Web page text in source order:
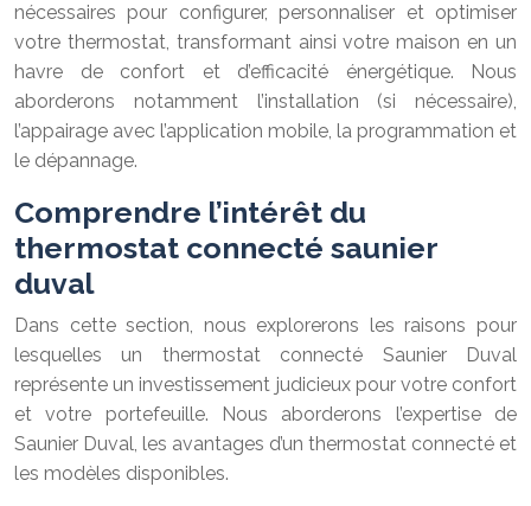
nécessaires pour configurer, personnaliser et optimiser
votre thermostat, transformant ainsi votre maison en un
havre de confort et d’efficacité énergétique. Nous
aborderons notamment l’installation (si nécessaire),
l’appairage avec l’application mobile, la programmation et
le dépannage.
Comprendre l’intérêt du
thermostat connecté saunier
duval
Dans cette section, nous explorerons les raisons pour
lesquelles un thermostat connecté Saunier Duval
représente un investissement judicieux pour votre confort
et votre portefeuille. Nous aborderons l’expertise de
Saunier Duval, les avantages d’un thermostat connecté et
les modèles disponibles.